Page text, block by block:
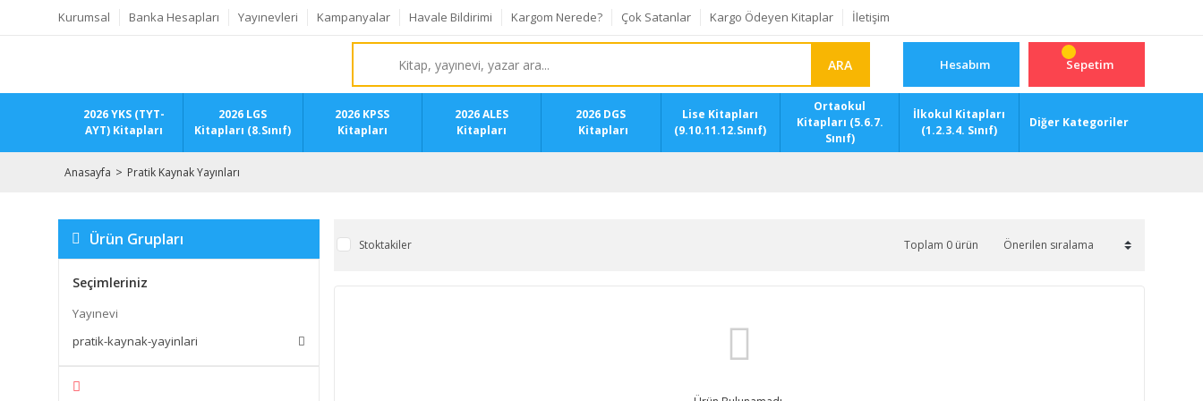
Kurumsal Banka Hesapları Yayınevleri Kampanyalar Havale Bildirimi Kargom Nerede? Çok Satanlar Kargo Ödeyen Kitaplar İletişim
ARA Hesabım Sepetim
2026 YKS (TYT-
AYT) Kitapları
2026 LGS
Kitapları (8.Sınıf)
2026 KPSS
Kitapları
2026 ALES
Kitapları
2026 DGS
Kitapları
Lise Kitapları
(9.10.11.12.Sınıf)
Ortaokul
Kitapları (5.6.7.
Sınıf)
İlkokul Kitapları
(1.2.3.4. Sınıf)
Diğer Kategoriler
Anasayfa Pratik Kaynak Yayınları
Ürün Grupları
Seçimleriniz
Yayınevi
pratik-kaynak-yayinlari
Stoktakiler Toplam 0 ürün